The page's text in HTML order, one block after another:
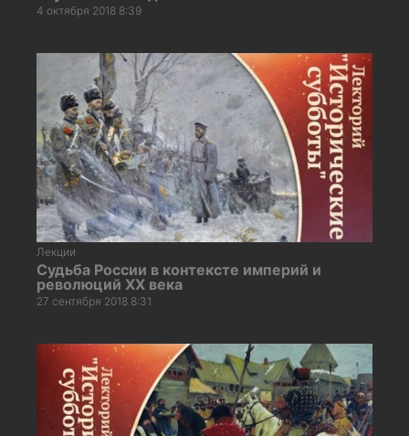
4 октября 2018 8:39
Лекции
Судьба России в контексте империй и
революций ХХ века
27 сентября 2018 8:31